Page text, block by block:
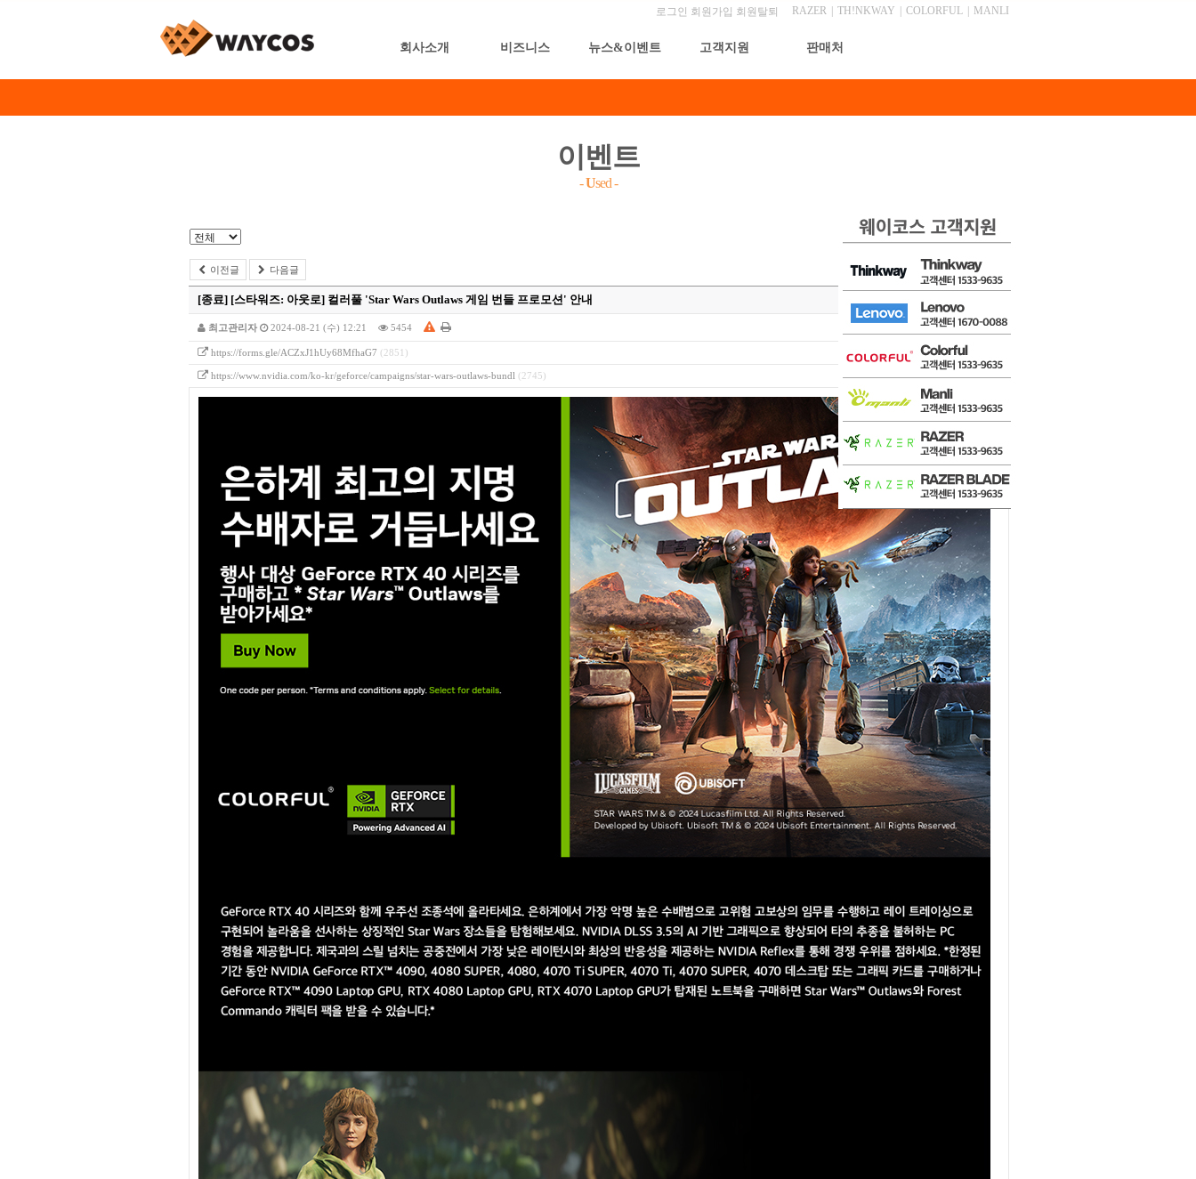
로그인 회원가입 회원탈퇴 MANLI
COLORFUL
TH!NKWAY
RAZER
회사소개 비즈니스 뉴스&이벤트 고객지원 판매처
이벤트
-Used-
총 게시물 340건, 최근 0 건 안내
이전글 다음글 목록 글쓰기
[종료] [스타워즈: 아웃로] 컬러풀 'Star Wars Outlaws 게임 번들 프로모션' 안내
최고관리자 2024-08-21 (수) 12:21 5454
https://forms.gle/ACZxJ1hUy68MfhaG7 (2851)
https://www.nvidia.com/ko-kr/geforce/campaigns/star-wars-outlaws-bundl (2745)